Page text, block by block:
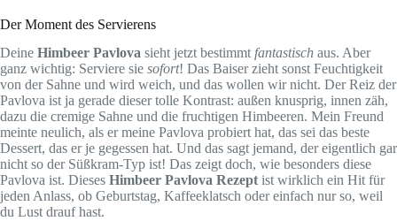
Der Moment des Servierens
Deine Himbeer Pavlova sieht jetzt bestimmtfantastisch aus. Aber
ganz wichtig: Serviere sie sofort! Das Baiser zieht sonst Feuchtigkeit
von der Sahne und wird weich, und das wollen wir nicht. Der Reiz der
Pavlova ist ja gerade dieser tolle Kontrast: außen knusprig, innen zäh,
dazu die cremige Sahne und die fruchtigen Himbeeren. Mein Freund
meinte neulich, als er meine Pavlova probiert hat, das sei das beste
Dessert, das er je gegessen hat. Und das sagt jemand, der eigentlich gar
nicht so der Süßkram-Typ ist! Das zeigt doch, wie besonders diese
Pavlova ist. Dieses Himbeer Pavlova Rezeptist wirklich ein Hit für
jeden Anlass, ob Geburtstag, Kaffeeklatsch oder einfach nur so, weil
du Lust drauf hast.